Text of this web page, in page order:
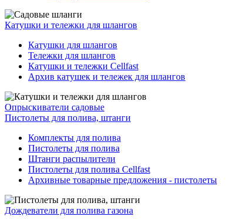
Катушки и тележки для шлангов
Катушки для шлангов
Тележки для шлангов
Катушки и тележки Cellfast
Архив катушек и тележек для шлангов
Опрыскиватели садовые
Пистолеты для полива, штанги
Комплекты для полива
Пистолеты для полива
Штанги распылители
Пистолеты для полива Cellfast
Архивные товарные предложения - пистолеты
Дождеватели для полива газона